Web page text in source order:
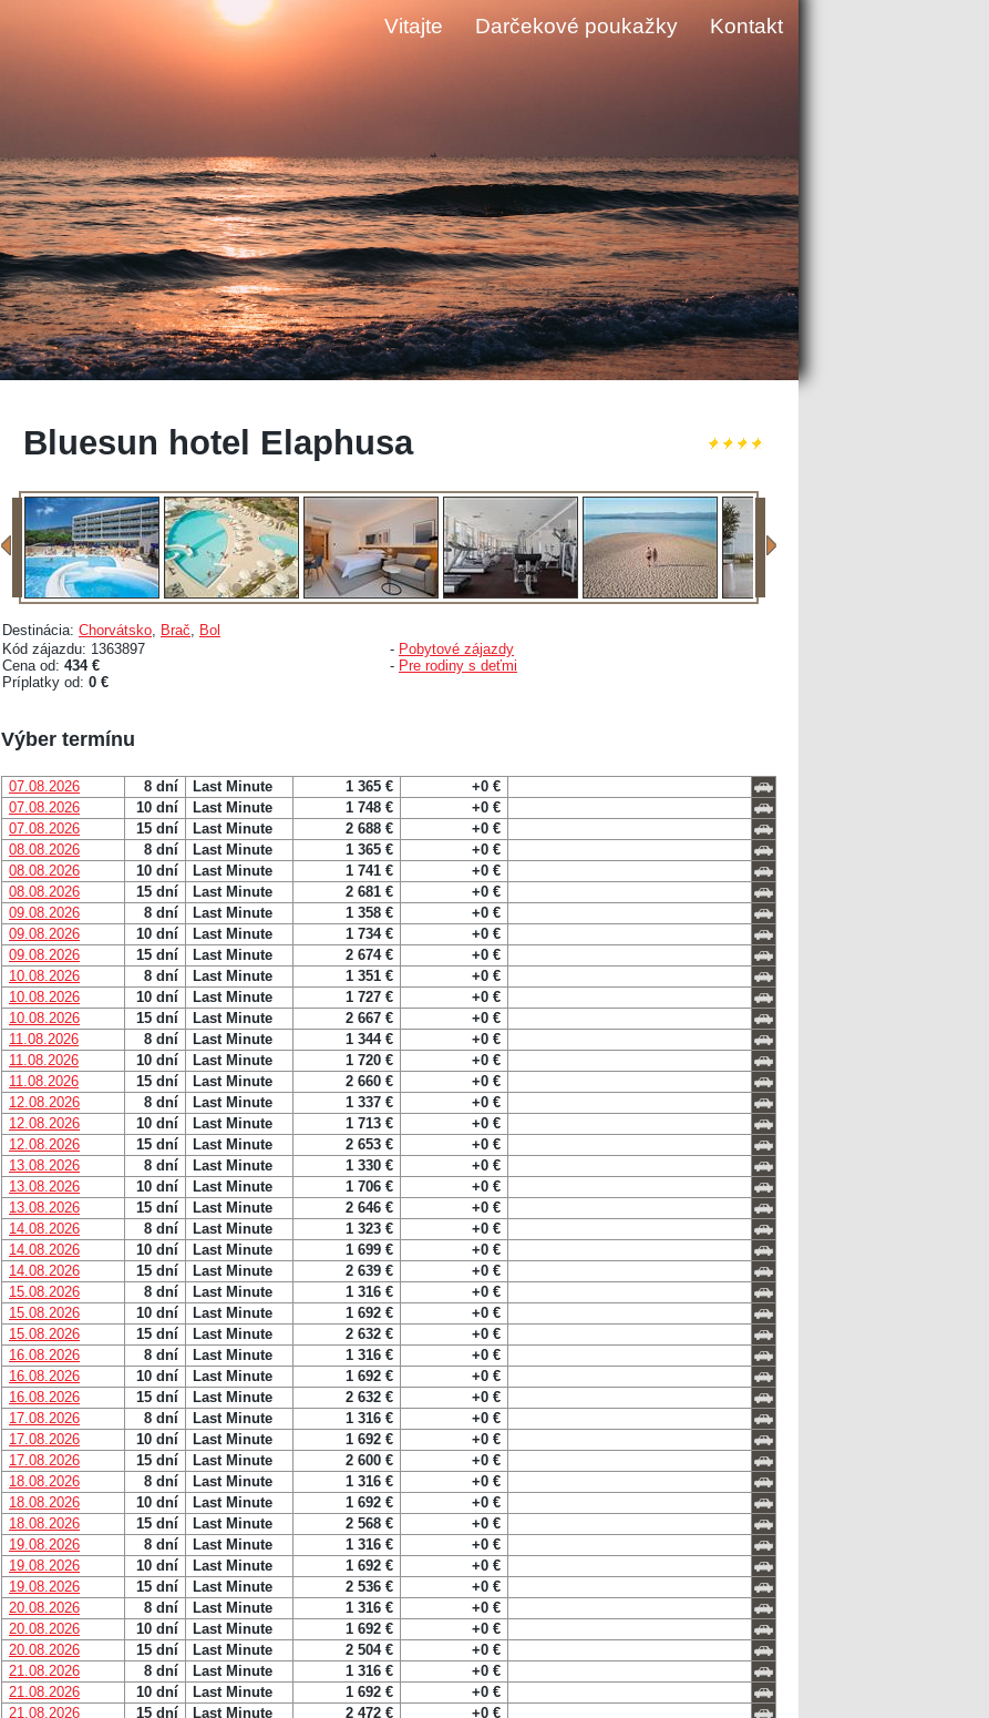
Vitajte Darčekové poukažky Kontakt
Bluesun hotel Elaphusa
Destinácia: Chorvátsko, Brač, Bol
Kód zájazdu: 1363897
Cena od: 434 €
Príplatky od: 0 €
- Pobytové zájazdy
- Pre rodiny s deťmi
Výber termínu
07.08.2026 8 dní Last Minute 1 365 €
+0 €
07.08.2026
10 dní Last Minute 1 748 €
+0 €
07.08.2026
15 dní Last Minute 2 688 €
+0 €
08.08.2026
8 dní Last Minute 1 365 €
+0 €
08.08.2026
10 dní Last Minute 1 741 €
+0 €
08.08.2026
15 dní Last Minute 2 681 €
+0 €
09.08.2026
8 dní Last Minute 1 358 €
+0 €
09.08.2026
10 dní Last Minute 1 734 €
+0 €
09.08.2026
15 dní Last Minute 2 674 €
+0 €
10.08.2026
8 dní Last Minute 1 351 €
+0 €
10.08.2026
10 dní Last Minute 1 727 €
+0 €
10.08.2026
15 dní Last Minute 2 667 €
+0 €
11.08.2026
8 dní Last Minute 1 344 €
+0 €
11.08.2026
10 dní Last Minute 1 720 €
+0 €
11.08.2026
15 dní Last Minute 2 660 €
+0 €
12.08.2026
8 dní Last Minute 1 337 €
+0 €
12.08.2026
10 dní Last Minute 1 713 €
+0 €
12.08.2026
15 dní Last Minute 2 653 €
+0 €
13.08.2026
8 dní Last Minute 1 330 €
+0 €
13.08.2026
10 dní Last Minute 1 706 €
+0 €
13.08.2026
15 dní Last Minute 2 646 €
+0 €
14.08.2026
8 dní Last Minute 1 323 €
+0 €
14.08.2026
10 dní Last Minute 1 699 €
+0 €
14.08.2026
15 dní Last Minute 2 639 €
+0 €
15.08.2026
8 dní Last Minute 1 316 €
+0 €
15.08.2026
10 dní Last Minute 1 692 €
+0 €
15.08.2026
15 dní Last Minute 2 632 €
+0 €
16.08.2026
8 dní Last Minute 1 316 €
+0 €
16.08.2026
10 dní Last Minute 1 692 €
+0 €
16.08.2026
15 dní Last Minute 2 632 €
+0 €
17.08.2026
8 dní Last Minute 1 316 €
+0 €
17.08.2026
10 dní Last Minute 1 692 €
+0 €
17.08.2026
15 dní Last Minute 2 600 €
+0 €
18.08.2026
8 dní Last Minute 1 316 €
+0 €
18.08.2026
10 dní Last Minute 1 692 €
+0 €
18.08.2026
15 dní Last Minute 2 568 €
+0 €
19.08.2026
8 dní Last Minute 1 316 €
+0 €
19.08.2026
10 dní Last Minute 1 692 €
+0 €
19.08.2026
15 dní Last Minute 2 536 €
+0 €
20.08.2026
8 dní Last Minute 1 316 €
+0 €
20.08.2026
10 dní Last Minute 1 692 €
+0 €
20.08.2026
15 dní Last Minute 2 504 €
+0 €
21.08.2026
8 dní Last Minute 1 316 €
+0 €
21.08.2026
10 dní Last Minute 1 692 €
+0 €
21.08.2026
15 dní Last Minute 2 472 €
+0 €